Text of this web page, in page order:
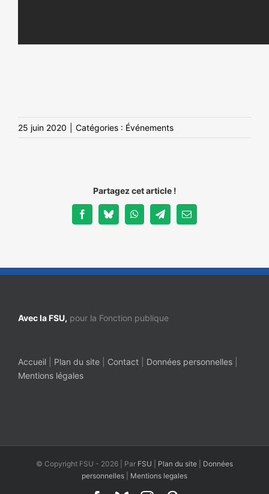
25 juin 2020 Catégories : Événements
Partagez cet article !
FacebookBlueskyWhatsAppTelegramEmail
Avec la FSU, pour la Fonction publique
Accueil Plan du site Contact Données personnelles
Mentions légales
© Copyright FSU - 2026 | Par FSU Plan du site
Données
personnelles
Mentions legales